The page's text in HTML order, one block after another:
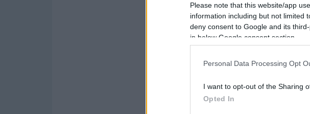
Please note that this website/app
information including but not limited
deny consent to Google and its
in below Google consent section.
Personal Data Processing Opt
I want to opt-out of the Sharing
Opted In